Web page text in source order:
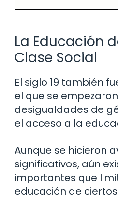
La Educación
Clase Social
El siglo 19 también
el que se
desigualdades de
el acceso a la
Aunque se hicieron
significativos, aún
importantes que
educación de